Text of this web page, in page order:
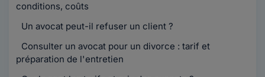
conditions, coûts
Un avocat peut-il refuser un client ?
Consulter un avocat pour un divorce : tarif et
préparation de l'entretien